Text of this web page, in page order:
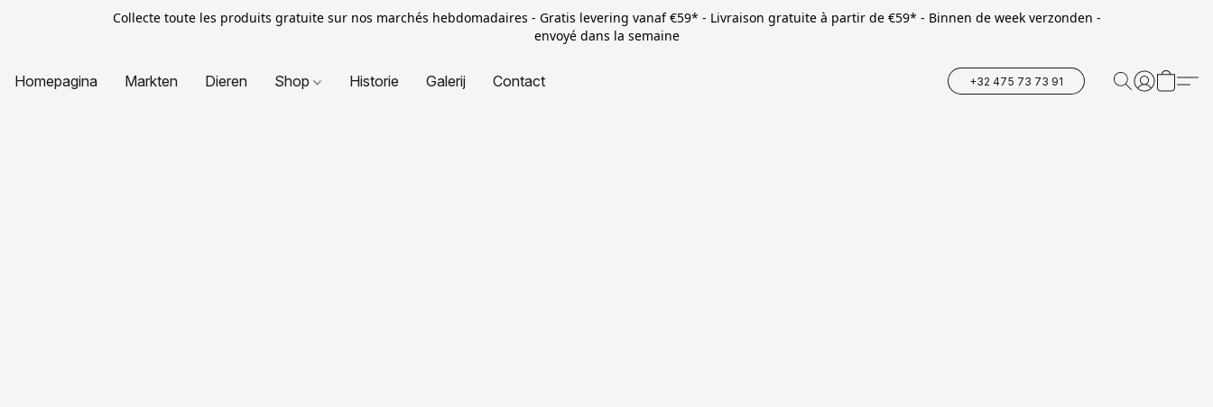
Collecte toute les produits gratuite sur nos marchés hebdomadaires - Gratis levering vanaf €59* - Livraison gratuite à partir de €59* - Binnen de week verzonden -
envoyé dans la semaine
Homepagina Markten Dieren Shop Historie Galerij Contact +32 475 73 73 91